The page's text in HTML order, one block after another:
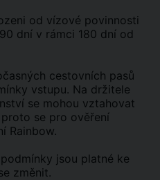
od vízové povinnosti
dní v rámci 180 dní od
cestovních pasů
vstupu. Na držitele
se mohou vztahovat
se pro ověření
Rainbow.
jsou platné ke
změnit.